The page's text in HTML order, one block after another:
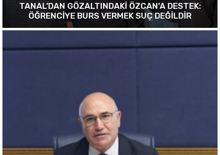
TANAL’DAN GÖZALTINDAKİ ÖZCAN’A DESTEK:
ÖĞRENCİYE BURS VERMEK SUÇ DEĞİLDİR